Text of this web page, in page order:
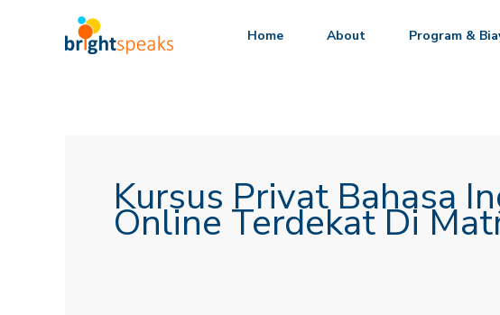
Home About Program &
Kursus Privat Bahasa
Online Terdekat Di